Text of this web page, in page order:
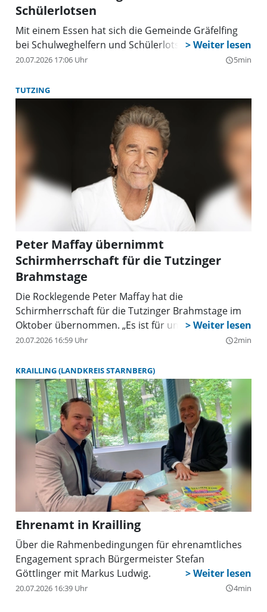
Schülerlotsen
Mit einem Essen hat sich die Gemeinde Gräfelfing
bei Schulweghelfern und Schülerlotsen bedankt.
20.07.2026 17:06 Uhr query_builder5min
TUTZING
Peter Maffay übernimmt
Schirmherrschaft für die Tutzinger
Brahmstage
Die Rocklegende Peter Maffay hat die
Schirmherrschaft für die Tutzinger Brahmstage im
Oktober übernommen. „Es ist für uns als
Veranstalter eines klassischen Musikfestivals eine
große Persönlichkeit der internationalen
Rockmusikszene als Schirmherrn begrüßen zu
dürfen“, betont Andreas Dessauer, 1. Vorsitzende
des Freundeskreises Tutzinger Brahmstage.
20.07.2026 16:59 Uhr query_builder2min
KRAILLING (LANDKREIS STARNBERG)
Ehrenamt in Krailling
Über die Rahmenbedingungen für ehrenamtliches
Engagement sprach Bürgermeister Stefan
Göttlinger mit Markus Ludwig.
20.07.2026 16:39 Uhr query_builder4min